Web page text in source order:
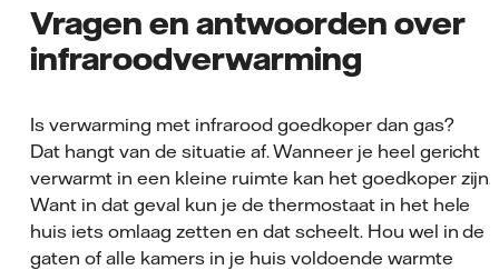
Vragen en antwoorden over
infraroodverwarming
Is verwarming met infrarood goedkoper dan gas?
Dat hangt van de situatie af. Wanneer je heel gericht
verwarmt in een kleine ruimte kan het goedkoper zijn.
Want in dat geval kun je de thermostaat in het hele
huis iets omlaag zetten en dat scheelt. Hou wel in de
gaten of alle kamers in je huis voldoende warmte